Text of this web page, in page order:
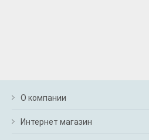
О компании
Интернет магазин